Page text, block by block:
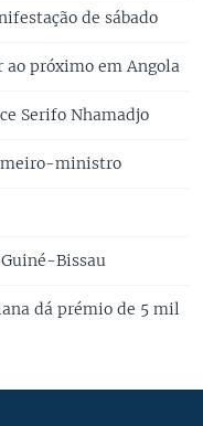
de sábado
ao próximo em Angola
Serifo Nhamadjo
ministro
Bissau
dá prémio de 5 mil